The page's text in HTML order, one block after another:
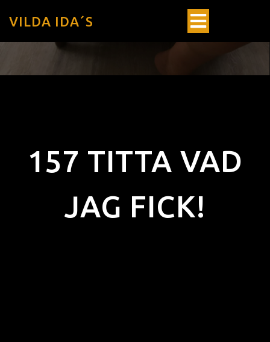
VILDA IDA´S
157 TITTA VAD
JAG FICK!